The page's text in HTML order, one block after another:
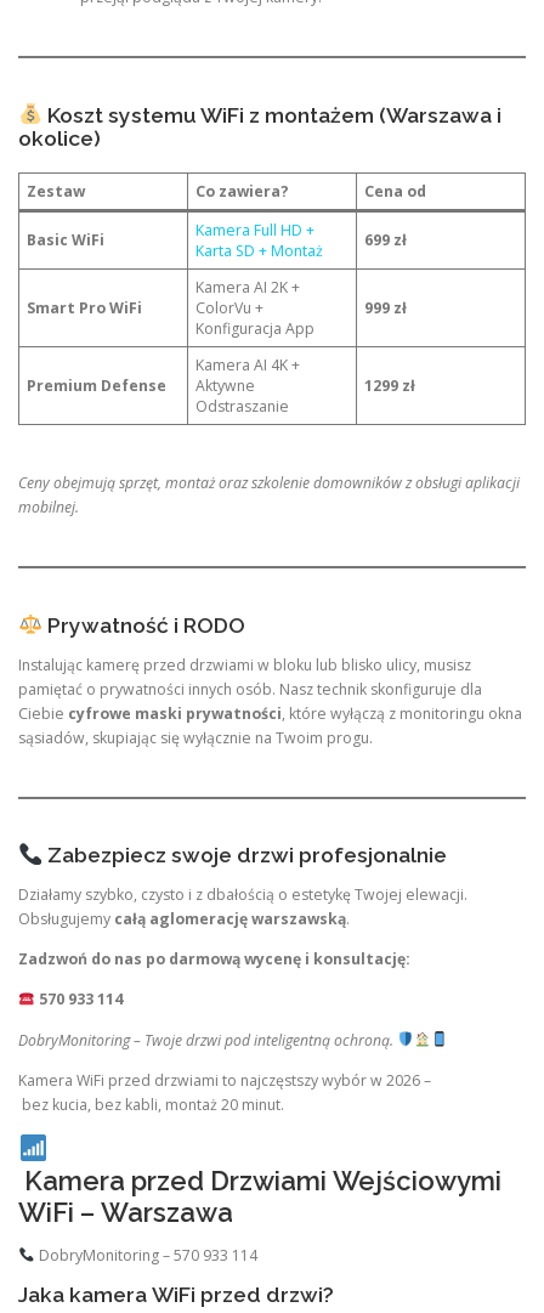
Koszt systemu WiFi z montażem (Warszawa i
okolice)
Zestaw Co zawiera? Cena od
Basic WiFi
Kamera Full HD +
Karta SD + Montaż
699 zł
Smart Pro WiFi
Kamera AI 2K +
ColorVu +
Konfiguracja App
999 zł
Premium Defense
Kamera AI 4K +
Aktywne
Odstraszanie
1299 zł
Ceny obejmują sprzęt, montaż oraz szkolenie domowników z obsługi aplikacji
mobilnej.
Prywatność i RODO
Instalując kamerę przed drzwiami w bloku lub blisko ulicy, musisz
pamiętać o prywatności innych osób. Nasz technik skonfiguruje dla
Ciebie cyfrowe maski prywatności, które wyłączą z monitoringu okna
sąsiadów, skupiając się wyłącznie na Twoim progu.
Zabezpiecz swoje drzwi profesjonalnie
Działamy szybko, czysto i z dbałością o estetykę Twojej elewacji.
Obsługujemy całą aglomerację warszawską.
Zadzwoń do nas po darmową wycenę i konsultację:
570 933 114
DobryMonitoring – Twoje drzwi pod inteligentną ochroną.
Kamera WiFi przed drzwiami to najczęstszy wybór w 2026 –
bez kucia, bez kabli, montaż 20 minut.
Kamera przed Drzwiami Wejściowymi
WiFi – Warszawa
DobryMonitoring – 570 933 114
Jaka kamera WiFi przed drzwi?